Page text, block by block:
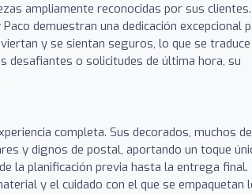
ampliamente reconocidas por sus clientes.
demuestran una dedicación excepcional
y se sientan seguros, lo que se
desafiantes o solicitudes de última hora, su
completa. Sus decorados, muchos de
y dignos de postal, aportando un toque
la planificación previa hasta la entrega final.
y el cuidado con el que se empaquetan